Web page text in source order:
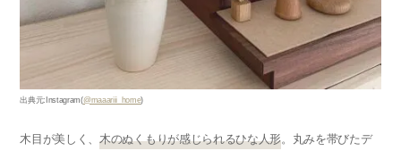
出典元:Instagram(@maaariii_home)
木目が美しく、木のぬくもりが感じられるひな人形。丸みを帯びたデ